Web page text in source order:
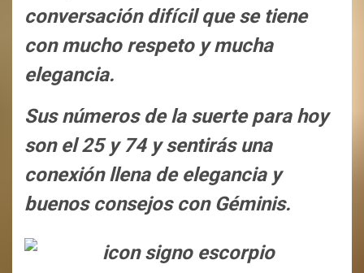
conversación difícil que se tiene
con mucho respeto y mucha
elegancia.
Sus números de la suerte para hoy
son el 25 y 74 y sentirás una
conexión llena de elegancia y
buenos consejos con Géminis.